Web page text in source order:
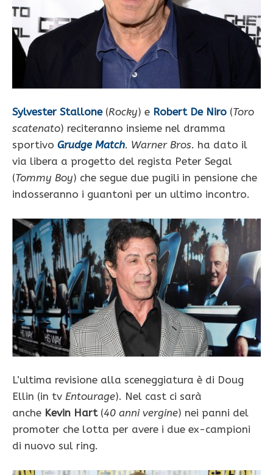
Sylvester Stallone(Rocky) e Robert De Niro (Toro
scatenato) reciteranno insieme nel dramma
sportivo Grudge Match. Warner Bros. ha dato il
via libera a progetto del regista Peter Segal
(Tommy Boy) che segue due pugili in pensione che
indosseranno i guantoni per un ultimo incontro.
L’ultima revisione alla sceneggiatura è di Doug
Ellin (in tv Entourage). Nel cast ci sarà
anche Kevin Hart(40 anni vergine) nei panni del
promoter che lotta per avere i due ex-campioni
di nuovo sul ring.